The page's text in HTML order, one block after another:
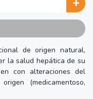
de origen natural,
la salud hepática de su
con alteraciones del
(medicamentoso,